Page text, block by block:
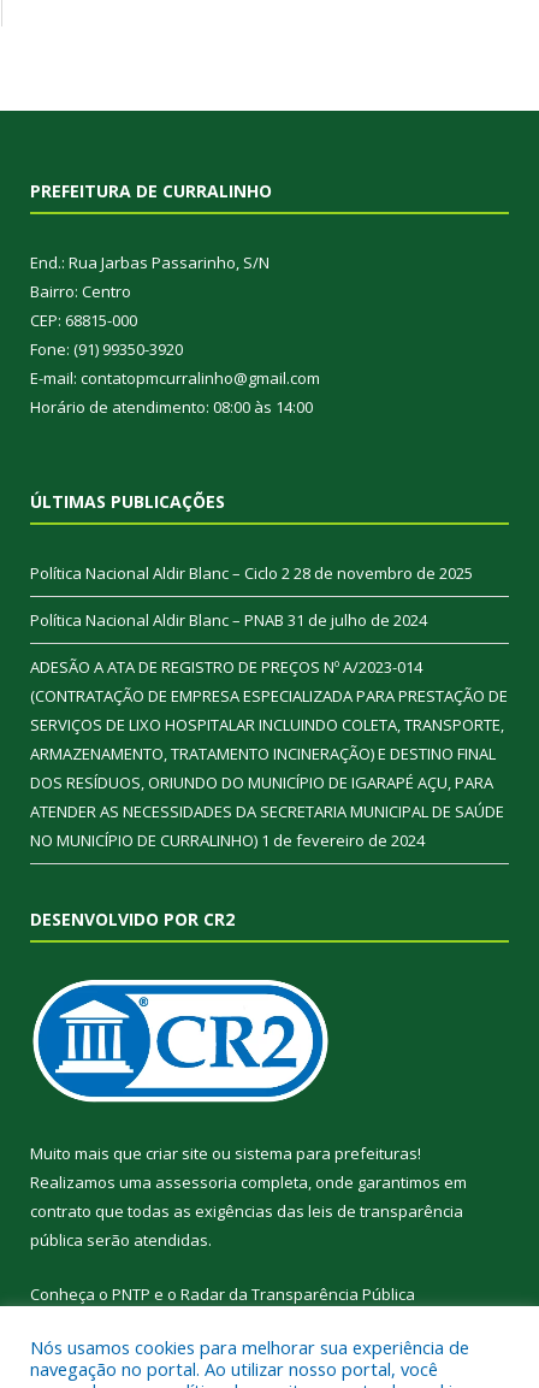
PREFEITURA DE CURRALINHO
End.: Rua Jarbas Passarinho, S/N
Bairro: Centro
CEP: 68815-000
Fone: (91) 99350-3920
E-mail: contatopmcurralinho@gmail.com
Horário de atendimento: 08:00 às 14:00
ÚLTIMAS PUBLICAÇÕES
Política Nacional Aldir Blanc – Ciclo 228 de novembro de 2025
Política Nacional Aldir Blanc – PNAB 31 de julho de 2024
ADESÃO A ATA DE REGISTRO DE PREÇOS Nº A/2023-014
(CONTRATAÇÃO DE EMPRESA ESPECIALIZADA PARA PRESTAÇÃO DE
SERVIÇOS DE LIXO HOSPITALAR INCLUINDO COLETA, TRANSPORTE,
ARMAZENAMENTO, TRATAMENTO INCINERAÇÃO) E DESTINO FINAL
DOS RESÍDUOS, ORIUNDO DO MUNICÍPIO DE IGARAPÉ AÇU, PARA
ATENDER AS NECESSIDADES DA SECRETARIA MUNICIPAL DE SAÚDE
NO MUNICÍPIO DE CURRALINHO) 1 de fevereiro de 2024
DESENVOLVIDO POR CR2
Muito mais que criar site ou sistema para prefeituras!
Realizamos uma assessoria completa, onde garantimos em
contrato que todas as exigências das leis de transparência
pública serão atendidas.
Conheça o PNTP e o Radar da Transparência Pública
Nós usamos cookies para melhorar sua experiência de
navegação no portal. Ao utilizar nosso portal, você